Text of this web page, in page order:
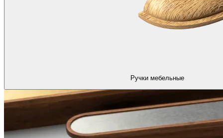
Ручки мебельные